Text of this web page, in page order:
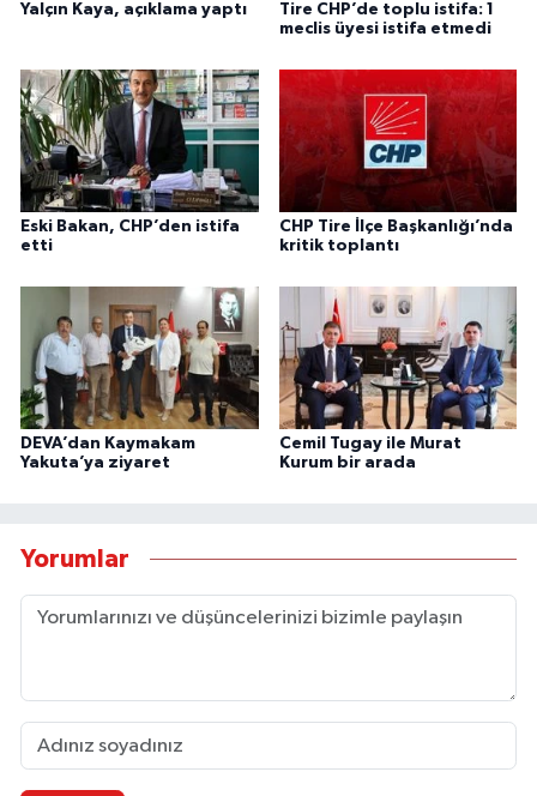
Yalçın Kaya, açıklama yaptı
Tire CHP’de toplu istifa: 1
meclis üyesi istifa etmedi
Eski Bakan, CHP’den istifa
etti
CHP Tire İlçe Başkanlığı’nda
kritik toplantı
DEVA’dan Kaymakam
Yakuta’ya ziyaret
Cemil Tugay ile Murat
Kurum bir arada
Yorumlar